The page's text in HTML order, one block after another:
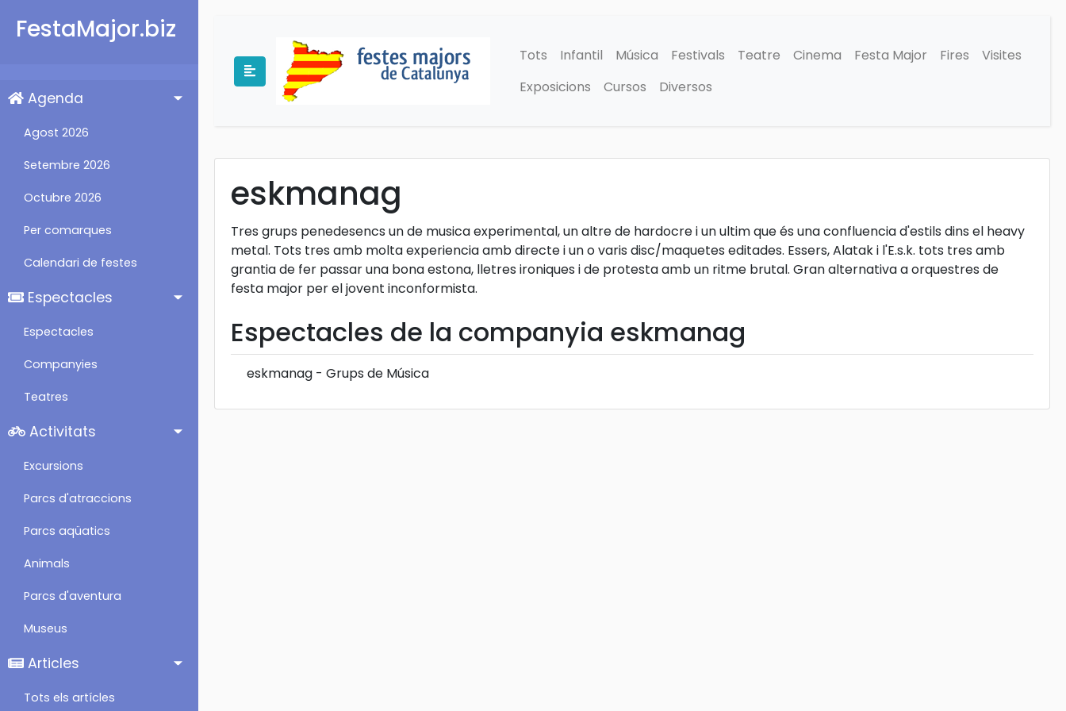
FestaMajor.biz
Agenda
Agost 2026
Setembre 2026
Octubre 2026
Per comarques
Calendari de festes
Espectacles
Espectacles
Companyies
Teatres
Activitats
Excursions
Parcs d'atraccions
Parcs aqüatics
Animals
Parcs d'aventura
Museus
Articles
Tots els artícles
Tots Infantil Música Festivals Teatre Cinema Festa Major Fires
Visites
Exposicions
Cursos Diversos
eskmanag
Tres grups penedesencs un de musica experimental, un altre de hardocre i un ultim que és una confluencia d'estils dins el heavy
metal. Tots tres amb molta experiencia amb directe i un o varis disc/maquetes editades. Essers, Alatak i l'E.s.k. tots tres amb
grantia de fer passar una bona estona, lletres ironiques i de protesta amb un ritme brutal. Gran alternativa a orquestres de
festa major per el jovent inconformista.
Espectacles de la companyia eskmanag
eskmanag - Grups de Música